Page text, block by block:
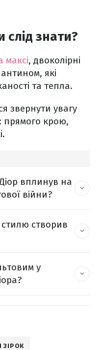
слід знати?
максі, двоколірні
які
та тепла.
звернути увагу
: прямого крою,
вплинув на
війни?
стилю створив
у